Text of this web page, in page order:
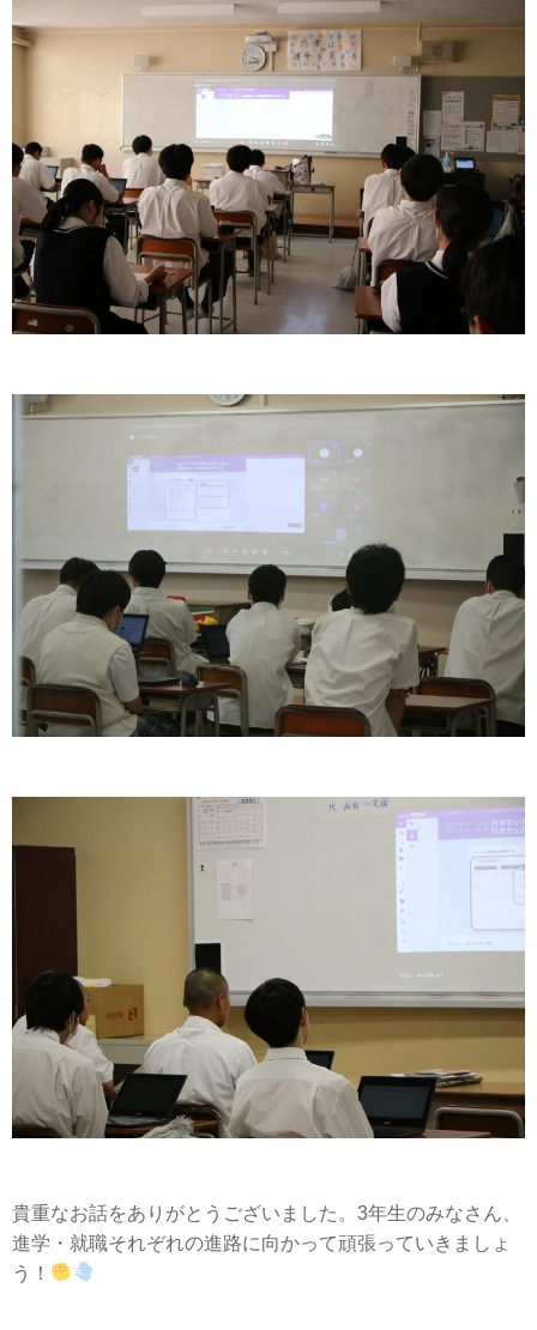
貴重なお話をありがとうございました。3年生のみなさん、
進学・就職それぞれの進路に向かって頑張っていきましょ
う！